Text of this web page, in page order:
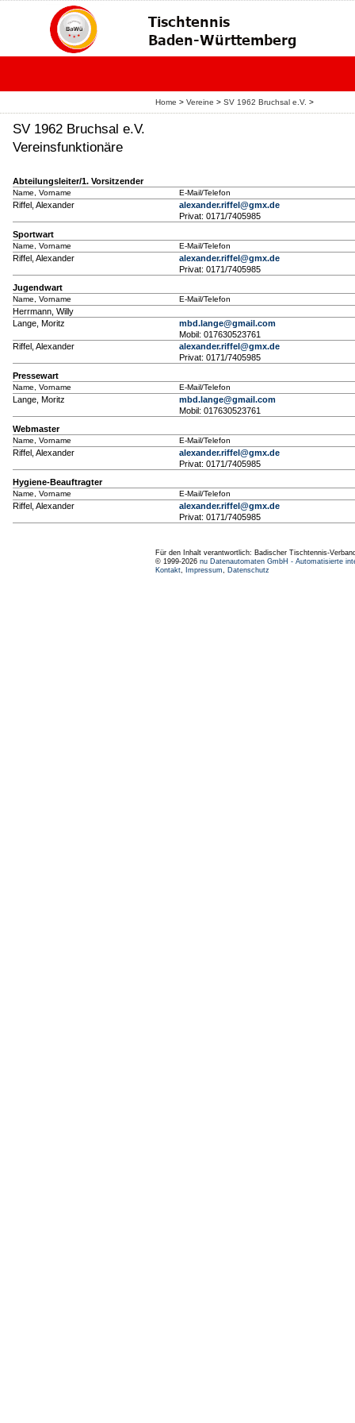
Home > Vereine > SV 1962 Bruchsal e.V. >
SV 1962 Bruchsal e.V.
Vereinsfunktionäre
Abteilungsleiter/1. Vorsitzender
Name, Vorname E-Mail/Telefon
Riffel, Alexander
alexander.riffel@gmx.de
Privat: 0171/7405985
Sportwart
Name, Vorname E-Mail/Telefon
Riffel, Alexander
alexander.riffel@gmx.de
Privat: 0171/7405985
Jugendwart
Name, Vorname E-Mail/Telefon
Herrmann, Willy
Lange, Moritz
mbd.lange@gmail.com
Mobil: 017630523761
Riffel, Alexander
alexander.riffel@gmx.de
Privat: 0171/7405985
Pressewart
Name, Vorname E-Mail/Telefon
Lange, Moritz
mbd.lange@gmail.com
Mobil: 017630523761
Webmaster
Name, Vorname E-Mail/Telefon
Riffel, Alexander
alexander.riffel@gmx.de
Privat: 0171/7405985
Hygiene-Beauftragter
Name, Vorname E-Mail/Telefon
Riffel, Alexander
alexander.riffel@gmx.de
Privat: 0171/7405985
Für den Inhalt verantwortlich: Badischer Tischtennis-
© 1999-2026 nu Datenautomaten GmbH - Automatisierte
Kontakt, Impressum, Datenschutz